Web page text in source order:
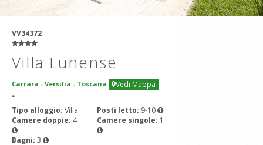
VV34372
Villa Lunense
Carrara - Versilia - Toscana Vedi Mappa
4
Tipo alloggio: Villa Posti letto: 9-10
Camere doppie: 4 Camere singole: 1
Bagni: 3